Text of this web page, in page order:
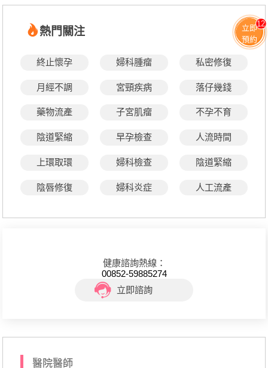
熱門關注
終止懷孕 婦科腫瘤 私密修復
月經不調 宮頸疾病 落仔幾錢
藥物流產 子宮肌瘤 不孕不育
陰道緊縮 早孕檢查 人流時間
上環取環 婦科檢查 陰道緊縮
陰唇修復 婦科炎症 人工流產
健康諮詢熱線：
00852-59885274
立即諮詢
醫院醫師
立即
預約
12